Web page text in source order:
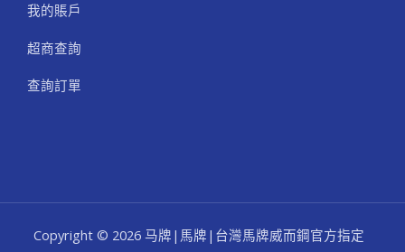
我的賬戶
超商查詢
查詢訂單
Copyright © 2026 马牌|馬牌|台灣馬牌威而鋼官方指定